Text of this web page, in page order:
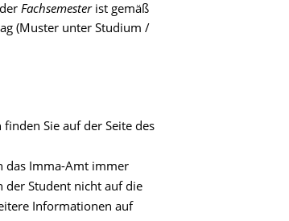
Fachsemesterist gemäß
(Muster unter Studium /
Sie auf der Seite des
das Imma-Amt immer
der Student nicht auf die
Informationen auf